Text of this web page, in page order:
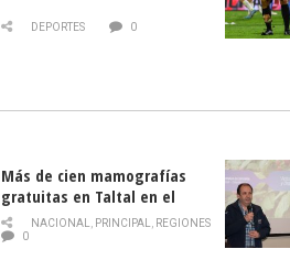
DEPORTES 0
Más de cien mamografías
gratuitas en Taltal en el
mes de la prevención del
cáncer de mama
NACIONAL PRINCIPAL
REGIONES
0